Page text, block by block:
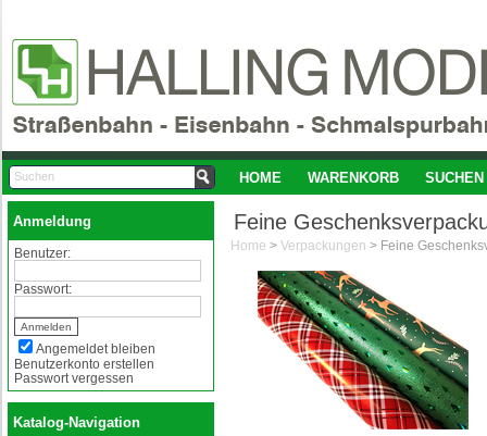
HOME WARENKORB SUCHEN
Anmeldung
Benutzer:
Passwort:
Angemeldet bleiben
Benutzerkonto erstellen
Passwort vergessen
Katalog-Navigation
Feine
Home > Verpackungen >